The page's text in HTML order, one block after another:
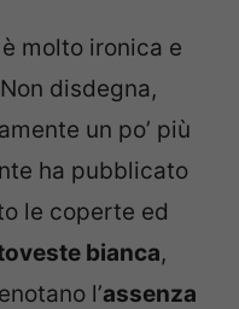
è molto ironica e
disdegna,
un po’ più
ha pubblicato
le coperte ed
bianca,
l’assenza